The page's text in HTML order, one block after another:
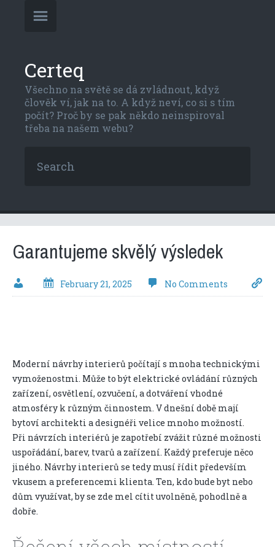
Certeq
Všechno na světě se dá zvládnout, když
člověk ví, jak na to. A když neví, co si s tím
počít? Proč by se pak někdo neinspiroval
třeba na našem webu?
Garantujeme skvělý výsledek
February 21, 2025 No Comments
Moderní návrhy interierů počítají s mnoha technickými
vymoženostmi. Může to být elektrické ovládání různých
zařízení, osvětlení, ozvučení, a dotváření vhodné
atmosféry k různým činnostem. V dnešní době mají
bytoví architekti a designéři velice mnoho možností.
Při návrzích interiérů je zapotřebí zvážit různé možnosti
uspořádání, barev, tvarů a zařízení. Každý preferuje něco
jiného. Návrhy interierů se tedy musí řídit především
vkusem a preferencemi klienta. Ten, kdo bude byt nebo
dům využívat, by se zde mel cítit uvolněně, pohodlně a
dobře.